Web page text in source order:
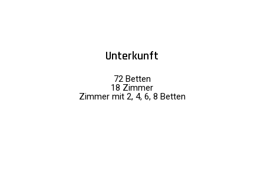
Unterkunft
72 Betten
18 Zimmer
Zimmer mit 2, 4, 6, 8 Betten